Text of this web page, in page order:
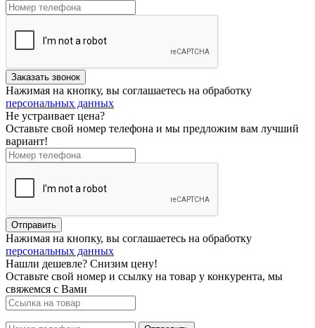
Нажимая на кнопку, вы соглашаетесь на обработку
персональных данных
Не устраивает цена?
Оставьте свой номер телефона и мы предложим вам лучший
вариант!
Нажимая на кнопку, вы соглашаетесь на обработку
персональных данных
Нашли дешевле? Снизим цену!
Оставьте свой номер и ссылку на товар у конкурента, мы
свяжемся с Вами